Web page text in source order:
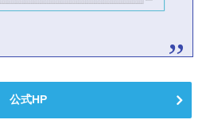
公式HP